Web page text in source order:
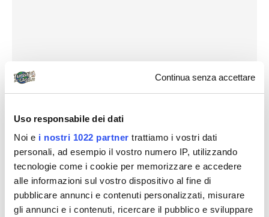
Continua senza accettare
Uso responsabile dei dati
Noi e i nostri 1022 partner trattiamo i vostri dati
personali, ad esempio il vostro numero IP, utilizzando
tecnologie come i cookie per memorizzare e accedere
alle informazioni sul vostro dispositivo al fine di
pubblicare annunci e contenuti personalizzati, misurare
gli annunci e i contenuti, ricercare il pubblico e sviluppare